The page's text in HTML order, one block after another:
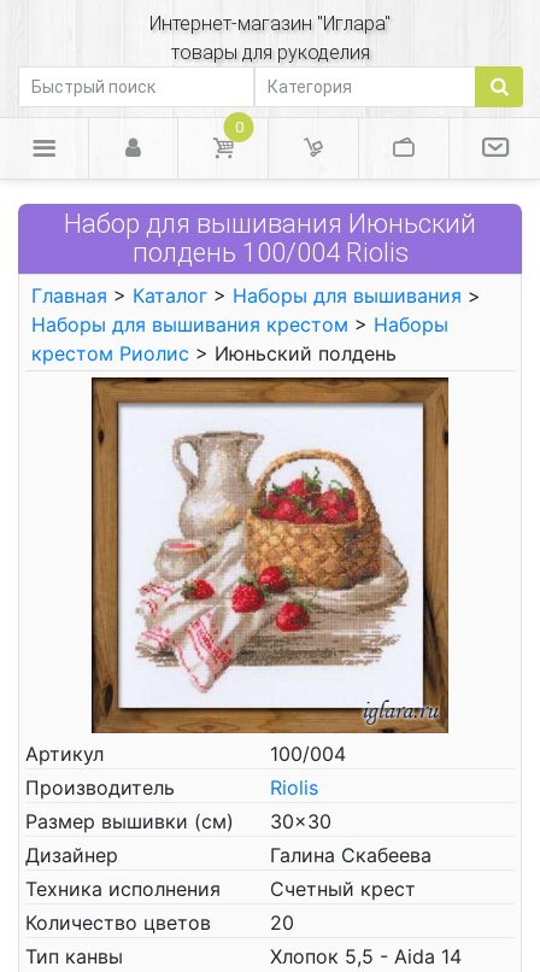
Интернет-магазин "Иглара"
товары для рукоделия
0
Набор для вышивания Июньский
полдень 100/004 Riolis
Главная > Каталог > Наборы для вышивания >
Наборы для вышивания крестом > Наборы
крестом Риолис > Июньский полдень
Артикул
100/004
Производитель
Riolis
Размер вышивки (см)
30x30
Дизайнер
Галина Скабеева
Техника исполнения
Счетный крест
Количество цветов
20
Тип канвы
Хлопок 5,5 - Aida 14